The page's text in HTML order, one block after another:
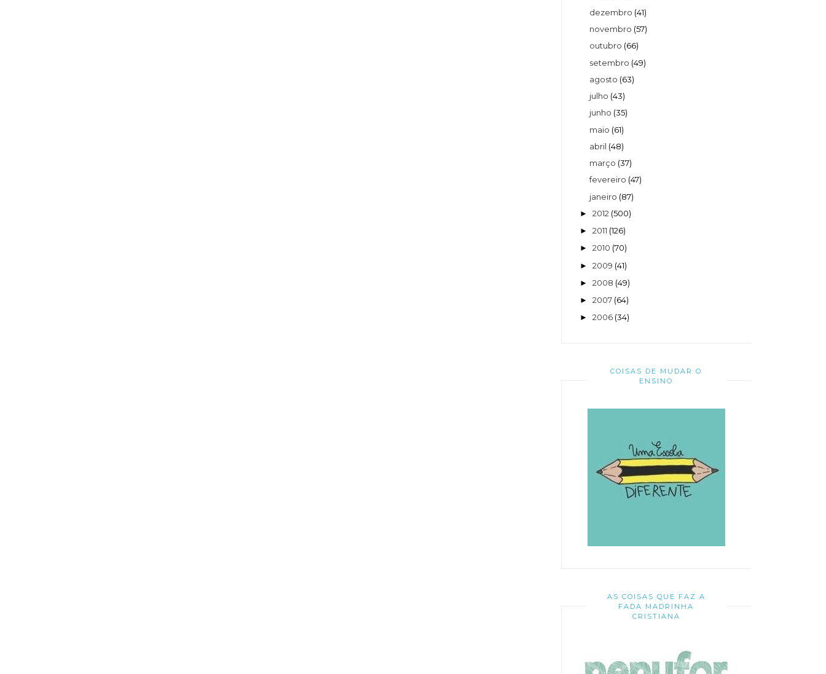
dezembro (41)
novembro (57)
outubro (66)
setembro (49)
agosto (63)
julho (43)
junho (35)
maio (61)
abril (48)
março (37)
fevereiro (47)
janeiro (87)
► 2012 (500)
► 2011 (126)
► 2010 (70)
► 2009 (41)
► 2008 (49)
► 2007 (64)
► 2006 (34)
COISAS DE MUDAR O
ENSINO
AS COISAS QUE FAZ A
FADA MADRINHA
CRISTIANA